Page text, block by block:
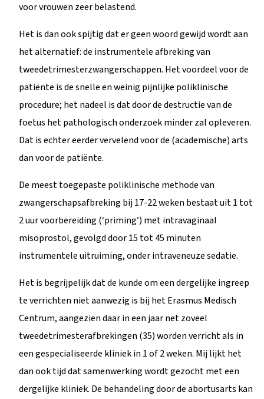
voor vrouwen zeer belastend.
Het is dan ook spijtig dat er geen woord gewijd wordt aan
het alternatief: de instrumentele afbreking van
tweedetrimesterzwangerschappen. Het voordeel voor de
patiënte is de snelle en weinig pijnlijke poliklinische
procedure; het nadeel is dat door de destructie van de
foetus het pathologisch onderzoek minder zal opleveren.
Dat is echter eerder vervelend voor de (academische) arts
dan voor de patiënte.
De meest toegepaste poliklinische methode van
zwangerschapsafbreking bij 17-22 weken bestaat uit 1 tot
2 uur voorbereiding (‘priming’) met intravaginaal
misoprostol, gevolgd door 15 tot 45 minuten
instrumentele uitruiming, onder intraveneuze sedatie.
Het is begrijpelijk dat de kunde om een dergelijke ingreep
te verrichten niet aanwezig is bij het Erasmus Medisch
Centrum, aangezien daar in een jaar net zoveel
tweedetrimesterafbrekingen (35) worden verricht als in
een gespecialiseerde kliniek in 1 of 2 weken. Mij lijkt het
dan ook tijd dat samenwerking wordt gezocht met een
dergelijke kliniek. De behandeling door de abortusarts kan